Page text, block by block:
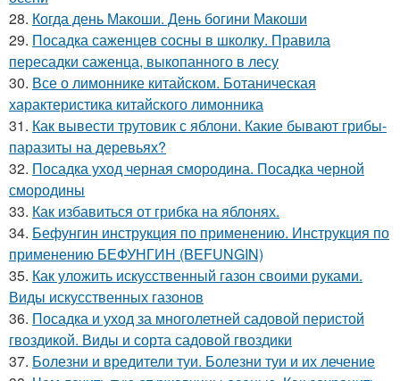
28. Когда день Макоши. День богини Макоши
29. Посадка саженцев сосны в школку. Правила
пересадки саженца, выкопанного в лесу
30. Все о лимоннике китайском. Ботаническая
характеристика китайского лимонника
31. Как вывести трутовик с яблони. Какие бывают грибы-
паразиты на деревьях?
32. Посадка уход черная смородина. Посадка черной
смородины
33. Как избавиться от грибка на яблонях.
34. Бефунгин инструкция по применению. Инструкция по
применению БЕФУНГИН (BEFUNGIN)
35. Как уложить искусственный газон своими руками.
Виды искусственных газонов
36. Посадка и уход за многолетней садовой перистой
гвоздикой. Виды и сорта садовой гвоздики
37. Болезни и вредители туи. Болезни туи и их лечение